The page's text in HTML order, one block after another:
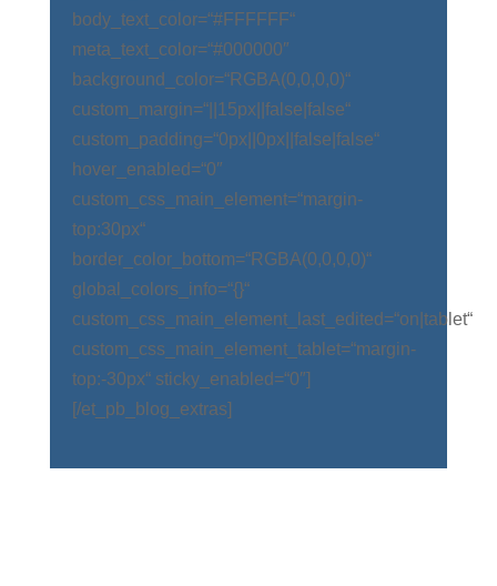
body_text_color=“#FFFFFF“
meta_text_color=“#000000″
background_color=“RGBA(0,0,0,0)“
custom_margin=“||15px||false|false“
custom_padding=“0px||0px||false|false“
hover_enabled=“0″
custom_css_main_element=“margin-
top:30px“
border_color_bottom=“RGBA(0,0,0,0)“
global_colors_info=“{}“
custom_css_main_element_last_edited=“on|tablet“
custom_css_main_element_tablet=“margin-
top:-30px“ sticky_enabled=“0″]
[/et_pb_blog_extras]